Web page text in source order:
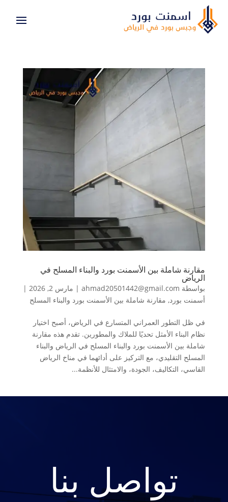
مقارنة شاملة بين الأسمنت بورد والبناء المسلح في
الرياض
بواسطة ahmad20501442@gmail.com
| مارس 2, 2026
|
أسمنت بورد, مقارنة شاملة بين الأسمنت بورد والبناء المسلح
في ظل التطور العمراني المتسارع في الرياض، أصبح اختيار
نظام البناء الأمثل تحديًا للملاك والمطورين. تقدم هذه مقارنة
شاملة بين الأسمنت بورد والبناء المسلح في الرياض والبناء
المسلح التقليدي، مع التركيز على أدائهما في مناخ الرياض
القاسي، التكاليف، الجودة، والامتثال للأنظمة...
تواصل بنا